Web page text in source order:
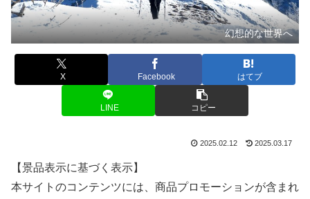
幻想的な世界へ
X Facebook はてブ
LINE コピー
2025.02.12 2025.03.17
【景品表示に基づく表示】
本サイトのコンテンツには、商品プロモーションが含まれ